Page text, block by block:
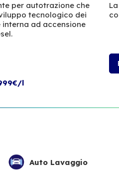
per autotrazione che
tecnologico dei
ad accensione
l
Auto Lavaggio